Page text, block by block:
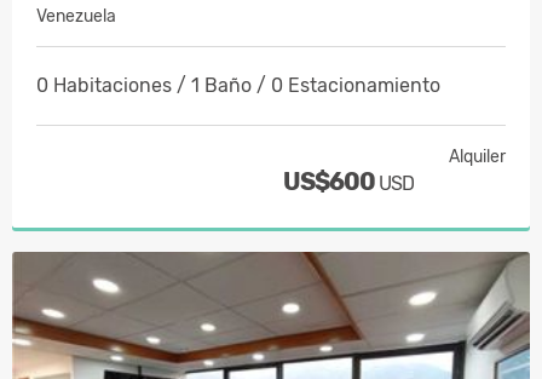
Venezuela
0 Habitaciones / 1 Baño / 0 Estacionamiento
Alquiler
US$600 USD